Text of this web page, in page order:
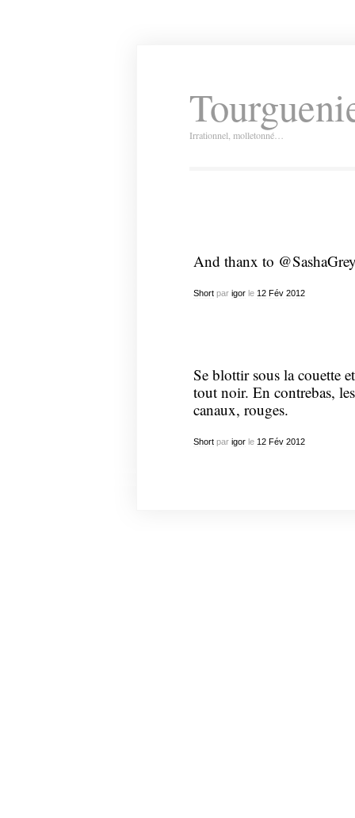
Irrationnel, molletonné…
And thanx to
Shortpar igorle 12 Fév 2012
Se blottir sous la couette
tout noir. En contrebas,
canaux, rouges.
Shortpar igorle 12 Fév 2012